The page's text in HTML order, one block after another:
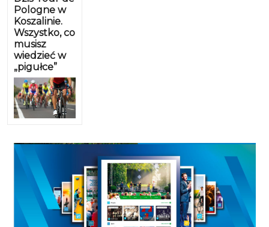
Pologne w
Koszalinie.
Wszystko, co
musisz
wiedzieć w
„pigułce”